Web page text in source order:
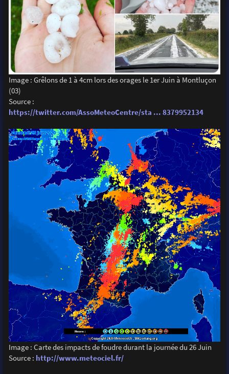
Image : Grêlons de 1 à 4cm lors des orages le 1er Juin à Montluçon
(03)
Source :
https://twitter.com/AssoMeteoCentre/sta ... 8379952134
Image : Carte des impacts de foudre durant la journée du 26 Juin
Source : http://www.meteociel.fr/